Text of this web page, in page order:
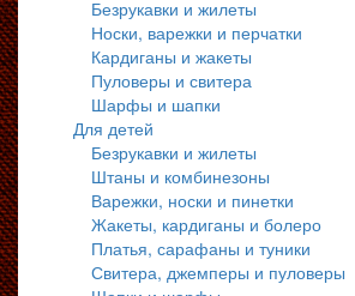
Безрукавки и жилеты
Носки, варежки и перчатки
Кардиганы и жакеты
Пуловеры и свитера
Шарфы и шапки
Для детей
Безрукавки и жилеты
Штаны и комбинезоны
Варежки, носки и пинетки
Жакеты, кардиганы и болеро
Платья, сарафаны и туники
Свитера, джемперы и пуловеры